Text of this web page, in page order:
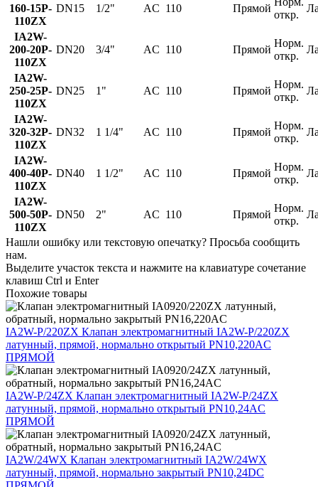
160-15P-
110ZX
DN15 1/2" AC 110 Прямой
откр.
IA2W-
200-20P-
110ZX
DN20 3/4" AC 110 Прямой
Норм.
откр.
IA2W-
250-25P-
110ZX
DN25 1" AC 110 Прямой
Норм.
откр.
IA2W-
320-32P-
110ZX
DN32 1 1/4" AC 110 Прямой
Норм.
откр.
IA2W-
400-40P-
110ZX
DN40 1 1/2" AC 110 Прямой
Норм.
откр.
IA2W-
500-50P-
110ZX
DN50 2" AC 110 Прямой
Норм.
откр.
Нашли ошибку или текстовую опечатку? Просьба сообщить
нам.
Выделите участок текста и нажмите на клавиатуре сочетание
клавиш Ctrl и Enter
Похожие товары
IA2W-P/220ZX Клапан электромагнитный IA2W-P/220ZX
латунный, прямой, нормально открытый PN10,220AC
ПРЯМОЙ
IA2W-P/24ZX Клапан электромагнитный IA2W-P/24ZX
латунный, прямой, нормально открытый PN10,24AC
ПРЯМОЙ
IA2W/24WX Клапан электромагнитный IA2W/24WX
латунный, прямой, нормально закрытый PN10,24DC